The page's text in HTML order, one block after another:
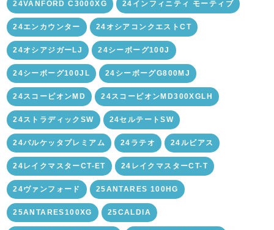
24VANFORD C3000XG 24インフィニティ モーティブ
24エンカウンター 24オシアコンクエストCT
24オシアジガーLJ 24シーボーグ100J
24シーボーグ100JL 24シーボーグG800MJ
24スコーピオンMD 24スコーピオンMD300XGLH
24ストラディックSW 24セルテートSW
24バルケッタプレミアム 24ラテオ 24ルビアス
24レイクマスターCT-ET 24レイクマスターCT-T
24ヴァンフォード 25ANTARES 100HG
25ANTARES100XG 25CALDIA